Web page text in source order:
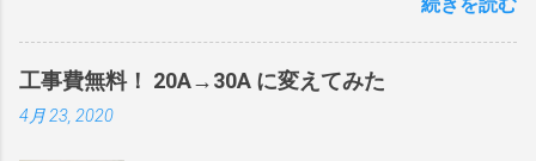
煎は無理。 外側ドラム→空気層→内側ドラ
ムの順で熱が伝わるので、温度変化には時
間がかかります。それを予測したうえでの
煎りあがりのタイミングを考慮しなくては
利用する） アンテナ→BDR２→BDR１→テ
「 BDR 」と略します。 アンテナ信号は、
それぞれのアンテナ入力から出力へと繰り
工事費無料！ 20A→30A に変えてみた
4月 23, 2020